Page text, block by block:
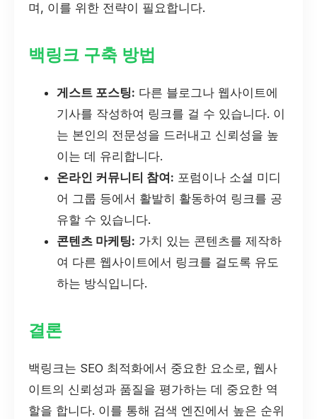
며, 이를 위한 전략이 필요합니다.
백링크 구축 방법
게스트 포스팅: 다른 블로그나 웹사이트에
기사를 작성하여 링크를 걸 수 있습니다. 이
는 본인의 전문성을 드러내고 신뢰성을 높
이는 데 유리합니다.
온라인 커뮤니티 참여: 포럼이나 소셜 미디
어 그룹 등에서 활발히 활동하여 링크를 공
유할 수 있습니다.
콘텐츠 마케팅: 가치 있는 콘텐츠를 제작하
여 다른 웹사이트에서 링크를 걸도록 유도
하는 방식입니다.
결론
백링크는 SEO 최적화에서 중요한 요소로, 웹사
이트의 신뢰성과 품질을 평가하는 데 중요한 역
할을 합니다. 이를 통해 검색 엔진에서 높은 순위